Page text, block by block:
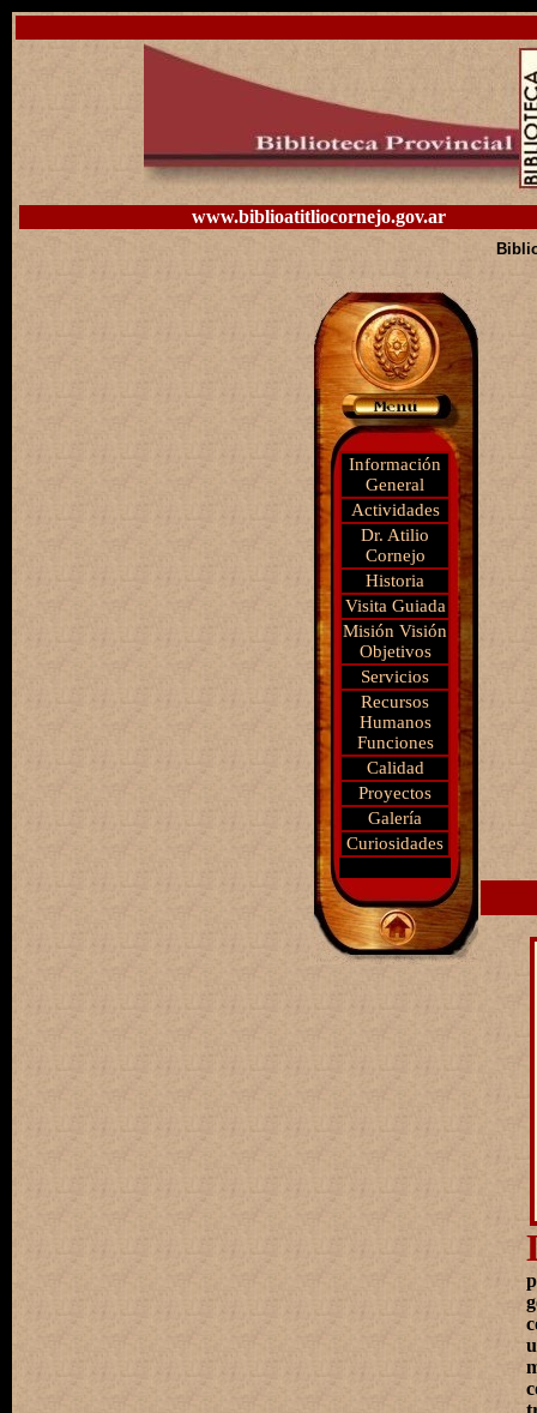
www.biblioatitliocornejo.gov.ar
Información
General
Actividades
Dr. Atilio
Cornejo
Historia
Visita Guiada
Misión Visión
Objetivos
Servicios
Recursos
Humanos
Funciones
Calidad
Proyectos
Galería
Curiosidades